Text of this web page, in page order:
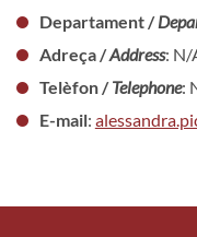
Departament /
Adreça /Address: N/
Telèfon /Telephone:
E-mail: